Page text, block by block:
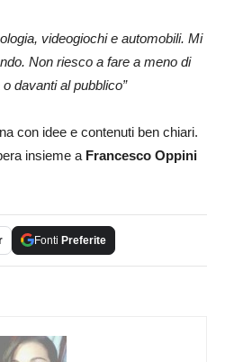
videogiochi e automobili. Mi
Non riesco a fare a meno di
davanti al pubblico”
con idee e contenuti ben chiari.
insieme a Francesco Oppini
Fonti Preferite